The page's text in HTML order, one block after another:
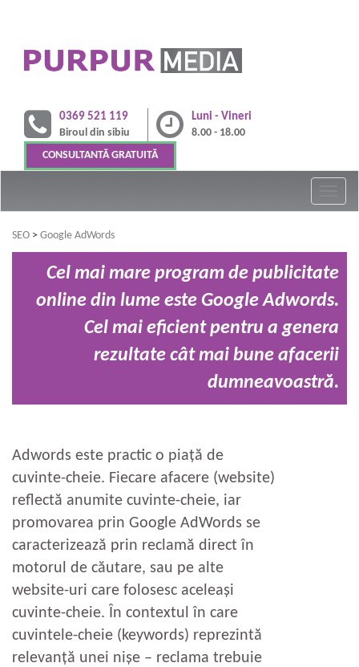
0369 521 119
Biroul din sibiu
Luni - Vineri
8.00 - 18.00
CONSULTANTĂ GRATUITĂ
SEO > Google AdWords
Cel mai mare program de publicitate
online din lume este Google Adwords.
Cel mai eficient pentru a genera
rezultate cât mai bune afacerii
dumneavoastră.
Adwords este practic o piață de
cuvinte-cheie. Fiecare afacere (website)
reflectă anumite cuvinte-cheie, iar
promovarea prin Google AdWords se
caracterizează prin reclamă direct în
motorul de căutare, sau pe alte
website-uri care folosesc aceleași
cuvinte-cheie. În contextul în care
cuvintele-cheie (keywords) reprezintă
relevanță unei nișe – reclama trebuie